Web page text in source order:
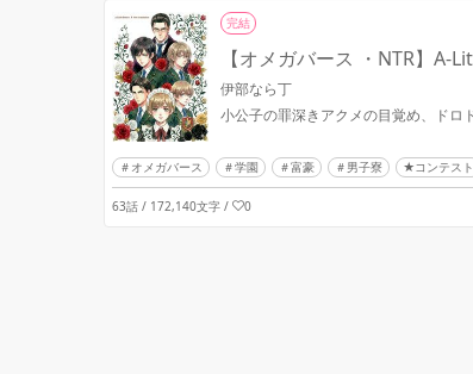
完結
【オメガバース ・NTR】
伊部なら丁
小公子の罪深きアクメの目覚め、ドロ
オメガバース 学園 富豪 男子寮 ★コンテスト
63話 / 172,140文字 / 0